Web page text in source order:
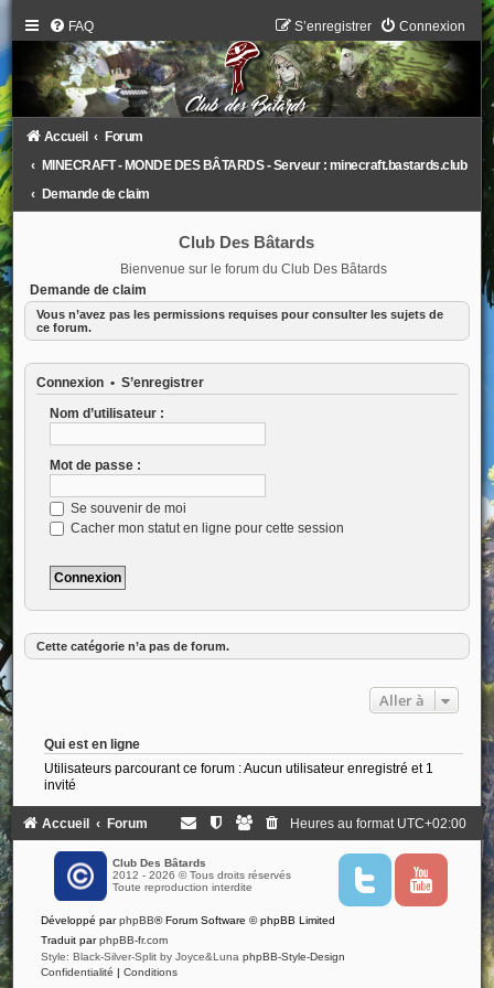
FAQ Connexion
S’enregistrer
Accueil
Forum
MINECRAFT - MONDE DES BÂTARDS - Serveur : minecraft.bastards.club
Demande de claim
Club Des Bâtards
Bienvenue sur le forum du Club Des Bâtards
Demande de claim
Vous n’avez pas les permissions requises pour consulter les sujets de
ce forum.
Connexion• S’enregistrer
Nom d’utilisateur :
Mot de passe :
Se souvenir de moi
Cacher mon statut en ligne pour cette session
Cette catégorie n’a pas de forum.
Aller à
Qui est en ligne
Utilisateurs parcourant ce forum : Aucun utilisateur enregistré et 1
invité
Accueil Forum Heures au format UTC+02:00
Club Des Bâtards
2012 - 2026 © Tous droits réservés
Toute reproduction interdite
T
i
Y
u
Développé parphpBB® Forum Software © phpBB Limited
Traduit parphpBB-fr.com
Style: Black-Silver-Split by Joyce&Luna phpBB-Style-Design
Confidentialité | Conditions